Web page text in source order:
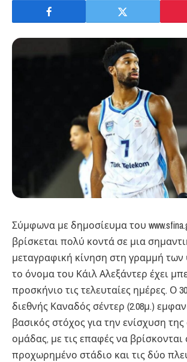
Σύμφωνα με δημοσίευμα του
βρίσκεται πολύ κοντά σε μια
μεταγραφική κίνηση στη γραμμή
το όνομα του Κάιλ Αλεξάντερ έχει
προσκήνιο τις τελευταίες ημέρες. Ο
διεθνής Καναδός σέντερ (2.08μ.)
βασικός στόχος για την ενίσχυση
ομάδας, με τις επαφές να βρίσκονται
προχωρημένο στάδιο και τις δύο